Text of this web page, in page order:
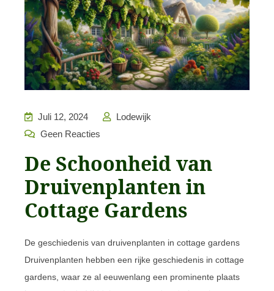
Juli 12, 2024
Lodewijk
Geen Reacties
De Schoonheid van
Druivenplanten in
Cottage Gardens
De geschiedenis van druivenplanten in cottage gardens
Druivenplanten hebben een rijke geschiedenis in cottage
gardens, waar ze al eeuwenlang een prominente plaats